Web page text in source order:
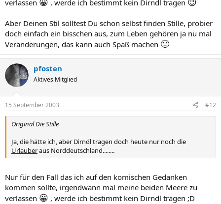
verlassen , werde ich bestimmt kein Dirndl tragen
Aber Deinen Stil solltest Du schon selbst finden Stille, probier
doch einfach ein bisschen aus, zum Leben gehören ja nu mal
Veränderungen, das kann auch Spaß machen 🙂
pfosten
Aktives Mitglied
15 September 2003 #12
Original Die Stille
Ja, die hätte ich, aber Dirndl tragen doch heute nur noch die
Urlauberaus Norddeutschland........
Nur für den Fall das ich auf den komischen Gedanken
kommen sollte, irgendwann mal meine beiden Meere zu
verlassen 😀 , werde ich bestimmt kein Dirndl tragen ;D